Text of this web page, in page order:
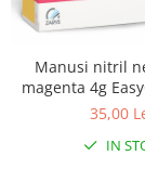
Perforatoare
Suporturi pentru
Tavite pentru
Tusuri si tusiere
Europubele
Hartie igienica
Lavete
Odorizante
Produse din
Manusi nitril
magenta 4g EasyCare Berry
35,00
IN